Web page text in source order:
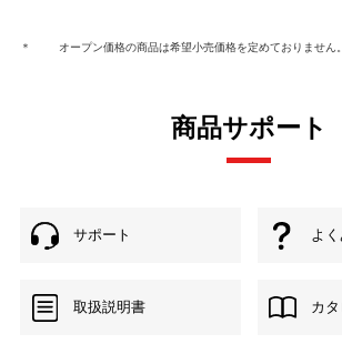
＊ オープン価格の商品は希望小売価格を定めておりません。
商品サポート
サポート よ
取扱説明書 カ